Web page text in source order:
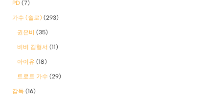
PD (7)
가수 (솔로) (293)
권은비 (35)
비비 김형서 (11)
아이유 (18)
트로트 가수 (29)
감독 (16)